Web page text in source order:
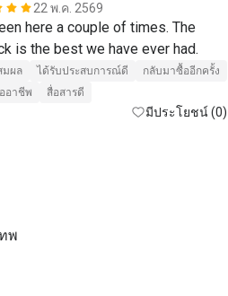
22 พ.ค. 2569
here a couple of times. The
is the best we have ever had.
มผล ได้รับประสบการณ์ดี
กลับมาซื้ออีกครั้ง
อาชีพ
สื่อสารดี
มีประโยชน์ (0)
พ